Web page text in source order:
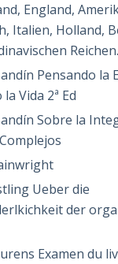
England,
Italien, Holland,
Pensando la
Vida 2ª Ed
Sobre la
Ueber die
der
Examen du